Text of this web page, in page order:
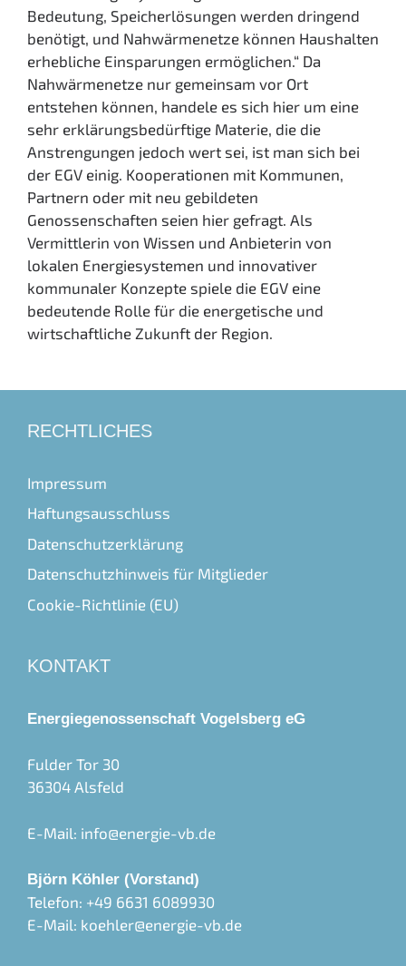
Bedeutung, Speicherlösungen werden dringend
benötigt, und Nahwärmenetze können Haushalten
erhebliche Einsparungen ermöglichen.“ Da
Nahwärmenetze nur gemeinsam vor Ort
entstehen können, handele es sich hier um eine
sehr erklärungsbedürftige Materie, die die
Anstrengungen jedoch wert sei, ist man sich bei
der EGV einig. Kooperationen mit Kommunen,
Partnern oder mit neu gebildeten
Genossenschaften seien hier gefragt. Als
Vermittlerin von Wissen und Anbieterin von
lokalen Energiesystemen und innovativer
kommunaler Konzepte spiele die EGV eine
bedeutende Rolle für die energetische und
wirtschaftliche Zukunft der Region.
RECHTLICHES
Impressum
Haftungsausschluss
Datenschutzerklärung
Datenschutzhinweis für Mitglieder
Cookie-Richtlinie (EU)
KONTAKT
Energiegenossenschaft Vogelsberg eG
Fulder Tor 30
36304 Alsfeld
E-Mail: info@energie-vb.de
Björn Köhler (Vorstand)
Telefon: +49 6631 6089930
E-Mail: koehler@energie-vb.de